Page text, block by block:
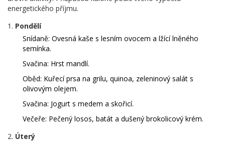
energetického příjmu.
Pondělí
Snídaně: Ovesná kaše s lesním ovocem a lžící lněného
semínka.
Svačina: Hrst mandlí.
Oběd: Kuřecí prsa na grilu, quinoa, zeleninový salát s
olivovým olejem.
Svačina: Jogurt s medem a skořicí.
Večeře: Pečený losos, batát a dušený brokolicový krém.
Úterý